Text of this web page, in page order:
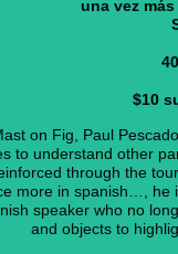
una vez
$10
on Fig, Paul
to understand other
through the
more in spanish…, he
speaker who no
and objects to